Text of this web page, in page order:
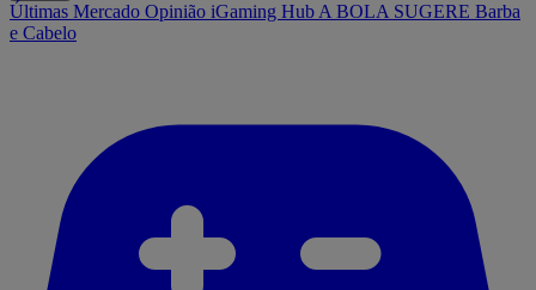
Últimas Mercado Opinião iGaming Hub A BOLA SUGERE Barba
e Cabelo